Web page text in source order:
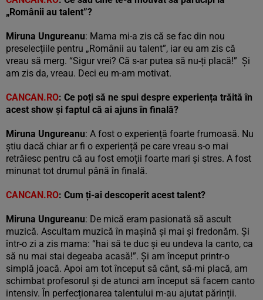
„Românii au talent”?
Miruna Ungureanu: Mama mi-a zis că se fac din nou
preselecțiile pentru „Românii au talent”, iar eu am zis că
vreau să merg. “Sigur vrei? Că s-ar putea să nu-ți placă!” Și
am zis da, vreau. Deci eu m-am motivat.
CANCAN.RO: Ce poți să ne spui despre experiența trăită în
acest show și faptul că ai ajuns în finală?
Miruna Ungureanu: A fost o experiență foarte frumoasă. Nu
știu dacă chiar ar fi o experiență pe care vreau s-o mai
retrăiesc pentru că au fost emoții foarte mari și stres. A fost
minunat tot drumul până în finală.
CANCAN.RO: Cum ți-ai descoperit acest talent?
Miruna Ungureanu: De mică eram pasionată să ascult
muzică. Ascultam muzică în mașină și mai și fredonăm. Și
într-o zi a zis mama: “hai să te duc și eu undeva la canto, ca
să nu mai stai degeaba acasă!”. Și am început printr-o
simplă joacă. Apoi am tot început să cânt, să-mi placă, am
schimbat profesorul și de atunci am început să facem canto
intensiv. În perfecționarea talentului m-au ajutat părinții.